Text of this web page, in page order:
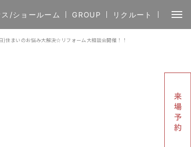
/ショールーム GROUP リクルート
住まいのお悩み大解決☆リフォーム大相談会開催！！